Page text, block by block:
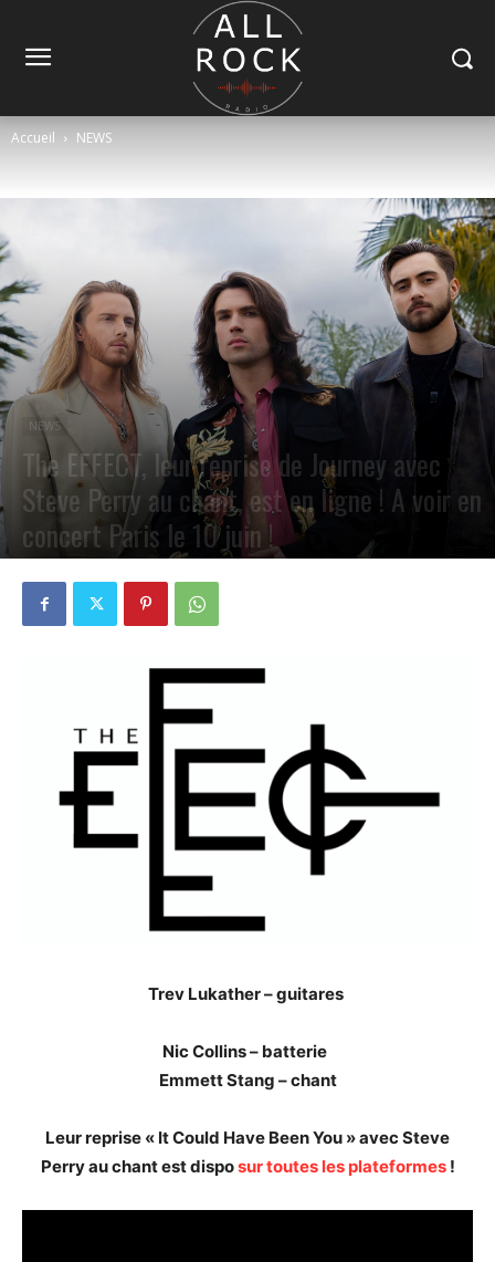
Accueil NEWS
NEWS
The EFFECT, leur reprise de Journey avec
Steve Perry au chant, est en ligne ! A voir en
concert Paris le 10 juin !
Trev Lukather – guitares
Nic Collins – batterie
Emmett Stang – chant
Leur reprise « It Could Have Been You » avec Steve
Perry au chant est disposur toutes les plateformes!